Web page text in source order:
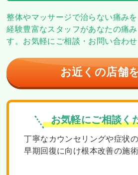
整体やマッサージで治らない痛みを
経験豊富なスタッフがあなたの痛
す。 お気軽にご相談・お問い合わせ
お近くの店舗
お気軽にご相談く
丁寧なカウンセリングや症状
早期回復に向け根本改善の施